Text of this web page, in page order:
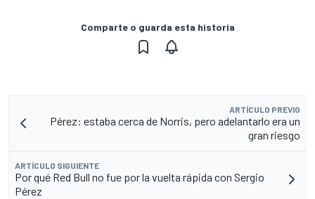
Comparte o guarda esta historia
ARTÍCULO PREVIO
Pérez: estaba cerca de Norris, pero adelantarlo era un
gran riesgo
ARTÍCULO SIGUIENTE
Por qué Red Bull no fue por la vuelta rápida con Sergio
Pérez